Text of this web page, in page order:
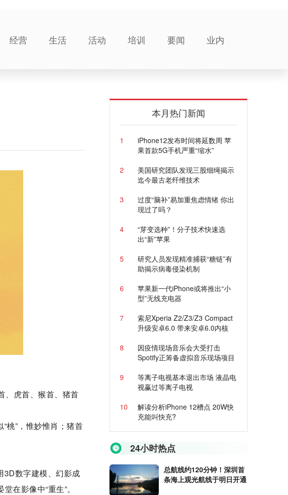
经营 生活 活动 培训 要闻 业内
、虎首、猴首、猪首
桃”，惟妙惟肖；猪首
3D数字建模、幻影成
在影像中“重生”。
本月热门新闻
1
iPhone12发布时间将延数周 苹
果首款5G手机严重“缩水”
2
美国研究团队发现三股细绳揭示
迄今最古老纤维技术
3
过度“脑补”易加重焦虑情绪 你出
现过了吗？
4
“芽变选种”！分子技术快速选
出“新”苹果
5
研究人员发现精准捕获“糖链”有
助揭示病毒侵染机制
6
苹果新一代iPhone或将推出“小
型”无线充电器
7
索尼Xperia Z2/Z3/Z3 Compact
升级安卓6.0 带来安卓6.0内核
8
因疫情现场音乐会大受打击
Spotify正筹备虚拟音乐现场项目
9
等离子电视基本退出市场 液晶电
视赢过等离子电视
10
解读分析iPhone 12槽点 20W快
充能叫快充?
24小时热点
总航线约120分钟！深圳首
条海上观光航线于明日开通